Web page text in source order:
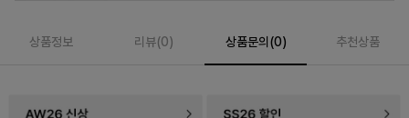
상품정보 리뷰(0) 상품문의(0) 추천상품